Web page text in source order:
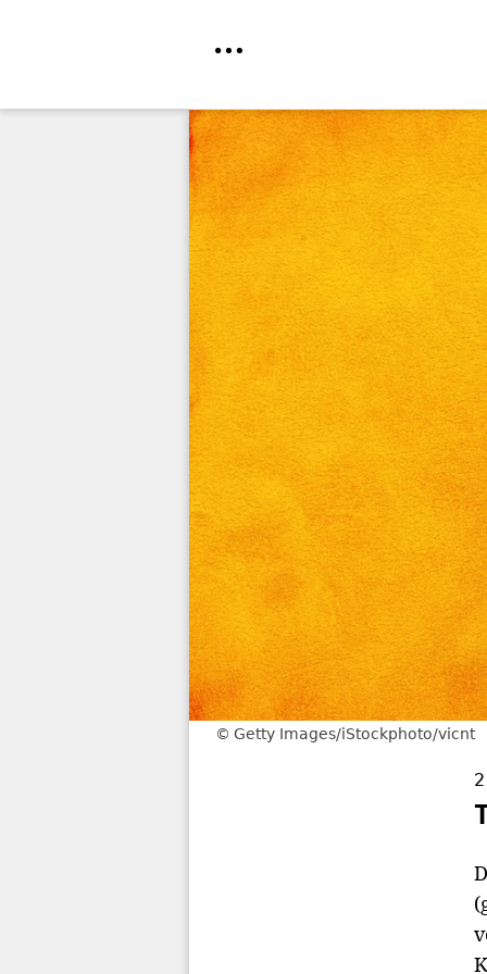
Getty Images/iStockphoto/vicnt